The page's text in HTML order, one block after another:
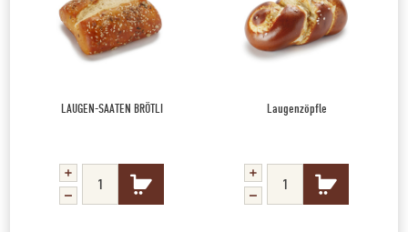
LAUGEN-SAATEN BRÖTLI Laugenzöpfle